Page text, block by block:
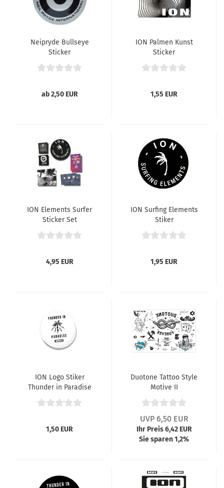
Neipryde Bullseye
Sticker
ab 2,50 EUR
ION Palmen Kunst
Sticker
1,55 EUR
ION Elements Surfer
Sticker Set
4,95 EUR
ION Surfing Elements
Stiker
1,95 EUR
ION Logo Stiker
Thunder in Paradise
weiß
1,50 EUR
Duotone Tattoo Style
Motive II
UVP 6,50 EUR
Ihr Preis 6,42 EUR
Sie sparen 1,2%